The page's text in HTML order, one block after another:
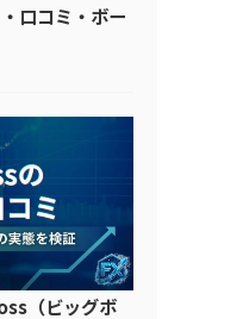
口コミ・ボー
（ビッグボ